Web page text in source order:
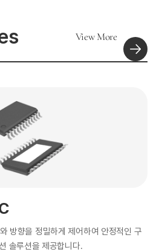
View More
방향을 정밀하게 제어하여 안정적인 구
솔루션을 제공합니다.